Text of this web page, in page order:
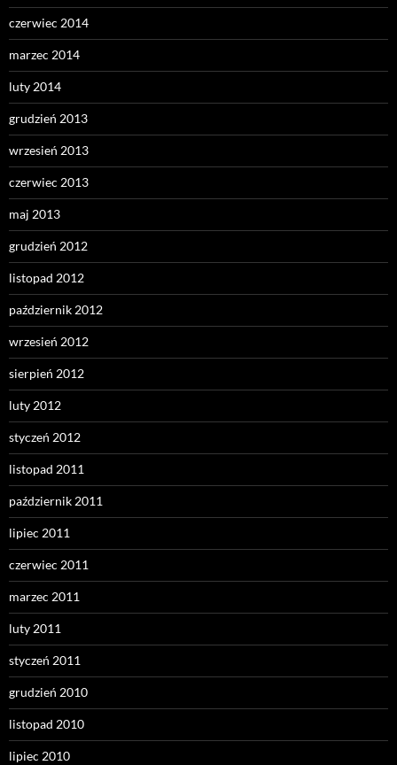
czerwiec 2014
marzec 2014
luty 2014
grudzień 2013
wrzesień 2013
czerwiec 2013
maj 2013
grudzień 2012
listopad 2012
październik 2012
wrzesień 2012
sierpień 2012
luty 2012
styczeń 2012
listopad 2011
październik 2011
lipiec 2011
czerwiec 2011
marzec 2011
luty 2011
styczeń 2011
grudzień 2010
listopad 2010
lipiec 2010